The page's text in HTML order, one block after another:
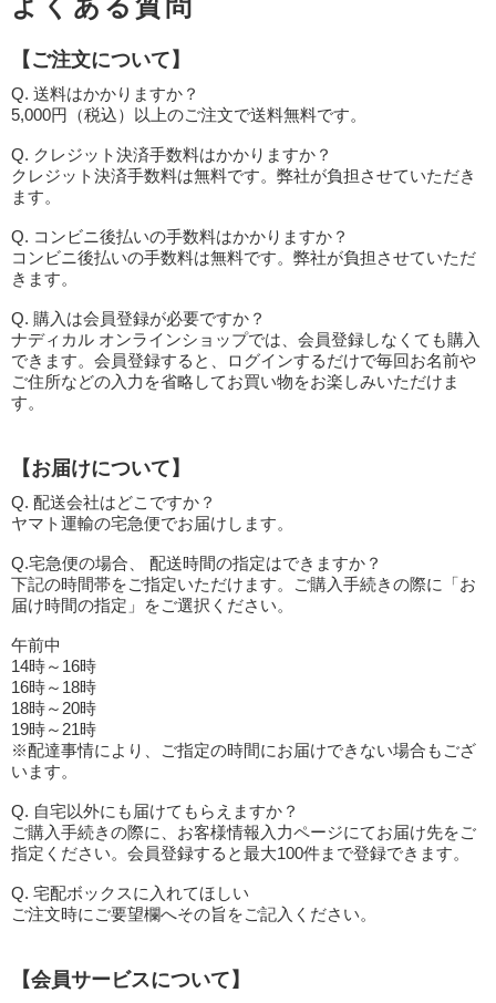
よくある質問
【ご注文について】
Q. 送料はかかりますか？
5,000円（税込）以上のご注文で送料無料です。
Q. クレジット決済手数料はかかりますか？
クレジット決済手数料は無料です。弊社が負担させていただき
ます。
Q. コンビニ後払いの手数料はかかりますか？
コンビニ後払いの手数料は無料です。弊社が負担させていただ
きます。
Q. 購入は会員登録が必要ですか？
ナディカル オンラインショップでは、会員登録しなくても購入
できます。会員登録すると、ログインするだけで毎回お名前や
ご住所などの入力を省略してお買い物をお楽しみいただけま
す。
【お届けについて】
Q. 配送会社はどこですか？
ヤマト運輸の宅急便でお届けします。
Q.宅急便の場合、 配送時間の指定はできますか？
下記の時間帯をご指定いただけます。ご購入手続きの際に「お
届け時間の指定」をご選択ください。
午前中
14時～16時
16時～18時
18時～20時
19時～21時
※配達事情により、ご指定の時間にお届けできない場合もござ
います。
Q. 自宅以外にも届けてもらえますか？
ご購入手続きの際に、お客様情報入力ページにてお届け先をご
指定ください。会員登録すると最大100件まで登録できます。
Q. 宅配ボックスに入れてほしい
ご注文時にご要望欄へその旨をご記入ください。
【会員サービスについて】